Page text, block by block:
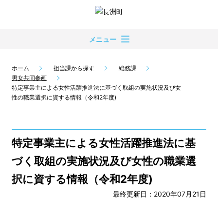
メニュー
ホーム 担当課から探す
総務課
男女共同参画
特定事業主による女性活躍推進法に基づく取組の実施状況及び女
性の職業選択に資する情報（令和2年度)
特定事業主による女性活躍推進法に基
づく取組の実施状況及び女性の職業選
択に資する情報（令和2年度)
最終更新日：2020年07月21日